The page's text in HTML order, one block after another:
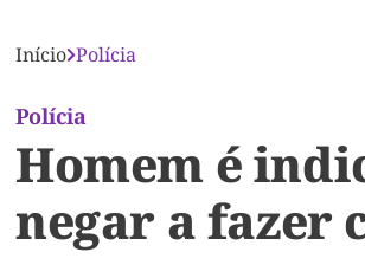
Início Polícia
Polícia
Homem é
negar a fazer